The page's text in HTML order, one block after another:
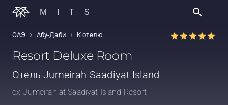
MITS
ОАЭ › Абу-Даби › К отелю
Resort Deluxe Room
ОтельJumeirah Saadiyat Island
ex-Jumeirah at Saadiyat Island Resort